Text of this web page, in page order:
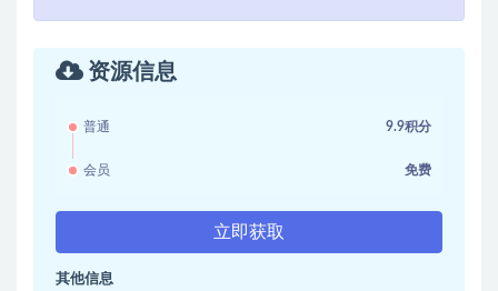
资源信息
普通 9.9积分
会员 免费
立即获取
其他信息